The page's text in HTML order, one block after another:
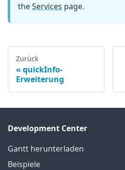
theServices page.
Zurück
quickInfo-
Erweiterung
Development Center
Gantt herunterladen
Beispiele